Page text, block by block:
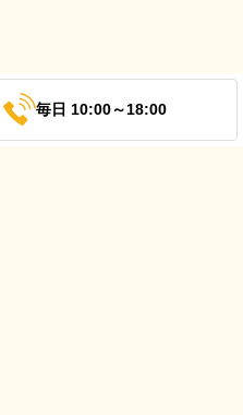
毎日 10:00～18:00